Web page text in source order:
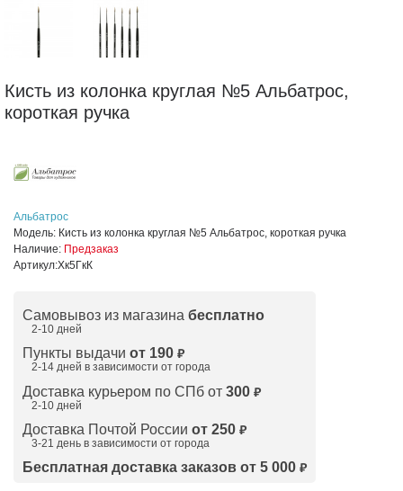
Кисть из колонка круглая №5 Альбатрос,
короткая ручка
Альбатрос
Модель: Кисть из колонка круглая №5 Альбатрос, короткая ручка
Наличие: Предзаказ
Артикул:Хк5ГкК
Самовывоз из магазина бесплатно
2-10 дней
Пункты выдачи от 190 ₽
2-14 дней в зависимости от города
Доставка курьером по СПб от 300 ₽
2-10 дней
Доставка Почтой России от 250 ₽
3-21 день в зависимости от города
Бесплатная доставка заказов от 5 000 ₽